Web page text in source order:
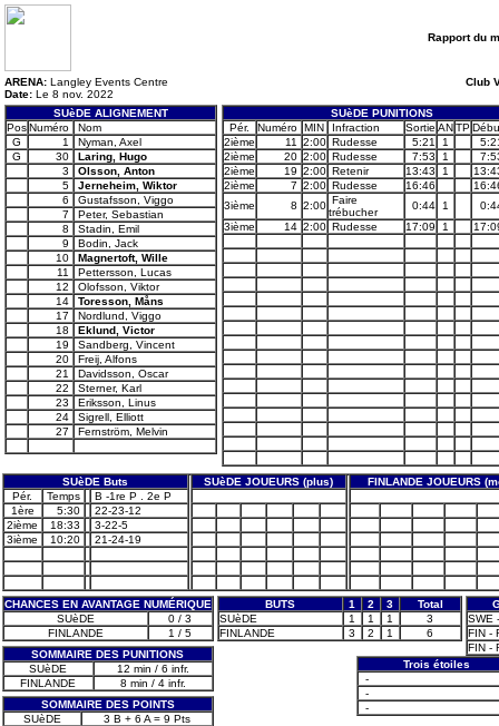
Rapport du
ARENA: Langley Events Centre
Date: Le 8 nov. 2022
Club
SUèDE ALIGNEMENT
PosNuméro
Nom
G
1
Nyman, Axel
G
30
Laring, Hugo
3
Olsson, Anton
5
Jerneheim, Wiktor
6
Gustafsson, Viggo
7
Peter, Sebastian
8
Stadin, Emil
9
Bodin, Jack
10
Magnertoft, Wille
11
Pettersson, Lucas
12
Olofsson, Viktor
14
Toresson, Måns
17
Nordlund, Viggo
18
Eklund, Victor
19
Sandberg, Vincent
20
Freij, Alfons
21
Davidsson, Oscar
22
Sterner, Karl
23
Eriksson, Linus
24
Sigrell, Elliott
27
Fernström, Melvin
SUèDE PUNITIONS
Pér.
Numéro MIN Infraction Sortie ANTP
2ième
11 2:00 Rudesse 5:21 1
2ième
20 2:00 Rudesse 7:53 1
2ième
19 2:00 Retenir 13:43 1
2ième
7 2:00 Rudesse 16:46
3ième
8 2:00 Faire
trébucher
0:44 1
3ième
14 2:00 Rudesse 17:09 1
SUèDE Buts SUèDE JOUEURS (plus)
FINLANDE JOUEURS
Pér.
Temps
B -1re P . 2e P
1ère
5:30
22-23-12
2ième
18:33
3-22-5
3ième
10:20 21-24-19
CHANCES EN AVANTAGE NUMÉRIQUE
SUèDE
0 / 3
FINLANDE
1 / 5
SOMMAIRE DES PUNITIONS
SUèDE
12 min / 6 infr.
FINLANDE
8 min / 4 infr.
SOMMAIRE DES POINTS
SUèDE
3 B + 6 A = 9 Pts
BUTS 1 2 3
Total
SUèDE
1 1 1
3
FINLANDE
3 2 1 6
SWE
FIN -
FIN -
Trois étoiles
-
-
-